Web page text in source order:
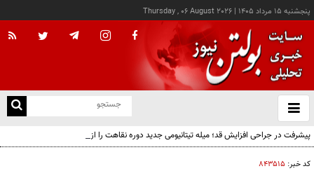
پنجشنبه ۱۵ مرداد ۱۴۰۵ |
Thursday , 06 August 2026
باز
و
پیشرفت در جراحی افزایش قد؛ میله تیتانیومی جدید دوره نقاهت را از چند ماه به چند هفته
کاهش می‌دهد
کد خبر: ۸۴۳۵۱۵